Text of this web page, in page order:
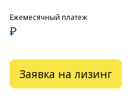
Ежемесячный платеж
₽
Заявка на лизинг